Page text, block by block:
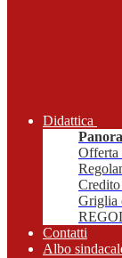
Didattica
Offerta
Griglia
Contatti
Albo